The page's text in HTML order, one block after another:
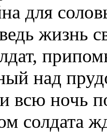
для
жизнь
над
всю ночь
солдата